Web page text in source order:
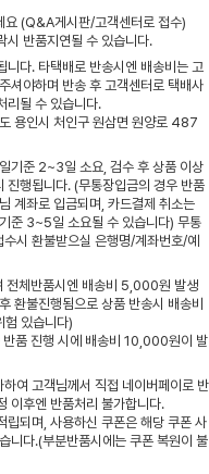
요 (Q&A게시판/고객센터로 접수)
반품지연될 수 있습니다.
니다. 타택배로 반송시엔 배송비는 고
셔야하며 반송 후 고객센터로 택배사
리될 수 있습니다.
용인시 처인구 원삼면 원양로 487
기준 2~3일 소요, 검수 후 상품 이상
진행됩니다. (무통장입금의 경우 반품
계좌로 입금되며, 카드결제 취소는
준 3~5일 소요될 수 있습니다) 무통
시 환불받으실 은행명/계좌번호/예
체반품시엔 배송비 5,000원 발생
환불진행됨으로 상품 반송시 배송비
험 있습니다)
반품 진행 시에 배송비 10,000원이 발
여 고객님께서 직접 네이버페이로 반
이후엔 반품처리 불가합니다.
립되며, 사용하신 쿠폰은 해당 쿠폰 사
니다.(부분반품시에는 쿠폰 복원이 불